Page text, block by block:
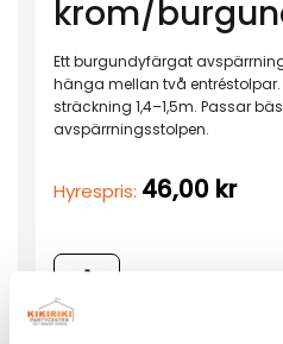
krom/
Ett burgundyfärgat
hänga mellan två
sträckning 1,4–1,5m. Passar
avspärrningsstolpen.
Hyrespris: 46,00 kr
Rep sammet krom/burgundy
Lägg till i